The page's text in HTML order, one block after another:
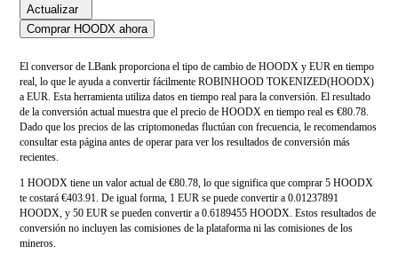
Actualizar
Comprar HOODX ahora
El conversor de LBank proporciona el tipo de cambio de HOODX y EUR en tiempo
real, lo que le ayuda a convertir fácilmente ROBINHOOD TOKENIZED(HOODX)
a EUR. Esta herramienta utiliza datos en tiempo real para la conversión. El resultado
de la conversión actual muestra que el precio de HOODX en tiempo real es €80.78.
Dado que los precios de las criptomonedas fluctúan con frecuencia, le recomendamos
consultar esta página antes de operar para ver los resultados de conversión más
recientes.
1 HOODX tiene un valor actual de €80.78, lo que significa que comprar 5 HOODX
te costará €403.91. De igual forma, 1 EUR se puede convertir a 0.01237891
HOODX, y 50 EUR se pueden convertir a 0.6189455 HOODX. Estos resultados de
conversión no incluyen las comisiones de la plataforma ni las comisiones de los
mineros.